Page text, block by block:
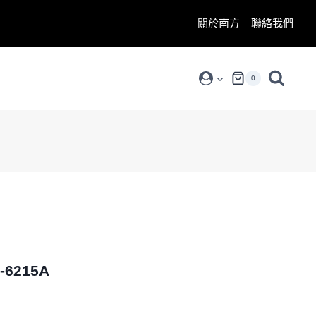
關於南方 聯絡我們
0
6215A